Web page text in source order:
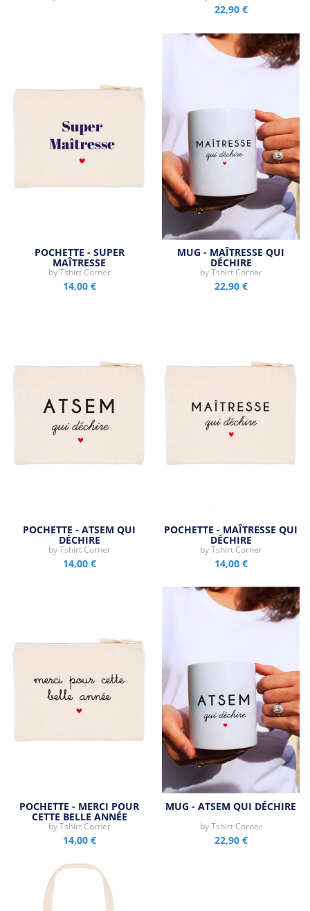
22,90 €
POCHETTE - SUPER
MAÎTRESSE
byTshirt Corner
14,00 €
MUG - MAÎTRESSE QUI
DÉCHIRE
byTshirt Corner
22,90 €
POCHETTE - ATSEM QUI
DÉCHIRE
byTshirt Corner
14,00 €
POCHETTE - MAÎTRESSE QUI
DÉCHIRE
byTshirt Corner
14,00 €
POCHETTE - MERCI POUR
CETTE BELLE ANNÉE
byTshirt Corner
14,00 €
MUG - ATSEM QUI DÉCHIRE
byTshirt Corner
22,90 €